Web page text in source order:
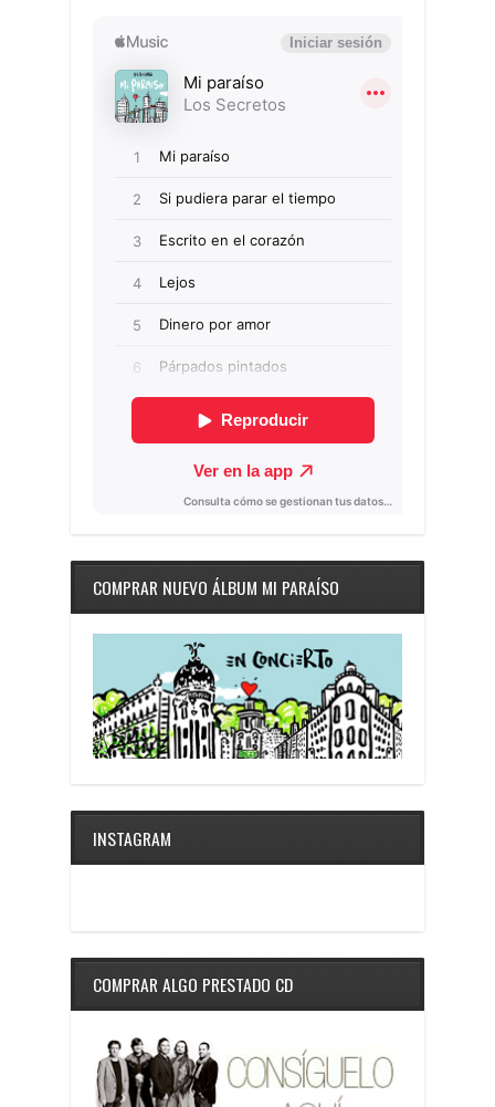
COMPRAR NUEVO ÁLBUM MI PARAÍSO
INSTAGRAM
COMPRAR ALGO PRESTADO CD